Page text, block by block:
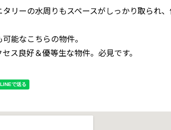
リーの水周りもスペースがしっかり取られ、
能なこちらの物件。
ス良好＆優等生な物件。必見です。